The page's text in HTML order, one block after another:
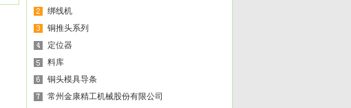
绑线机
铜推头系列
定位器
料库
铜头模具导条
常州金康精工机械股份有限公司